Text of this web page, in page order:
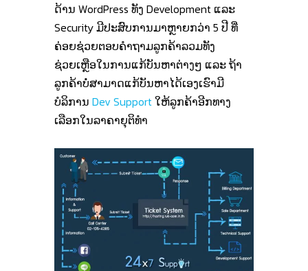
ດ້ານ WordPress ທັງ Development ແລະ
Security ມີປະສົບການມາຫຼາຍກວ່າ 5 ປີ ທີ່
ຄ່ອຍຊ່ວຍຕອບຄໍາຖາມລູກຄ້າລວມທັງ
ຊ່ວຍເຫຼືອໃນການແກ້ບັນຫາຕ່າງໆ ແລະ ຖ້າ
ລູກຄ້າບໍ່ສາມາດແກ້ບັນຫາໄດ້ເອງເຮົາມີ
ບໍລິການ Dev Supportໃຫ້ລູກຄ້າອີກທາງ
ເລືອກໃນລາຄາຍຸຕິທໍາ